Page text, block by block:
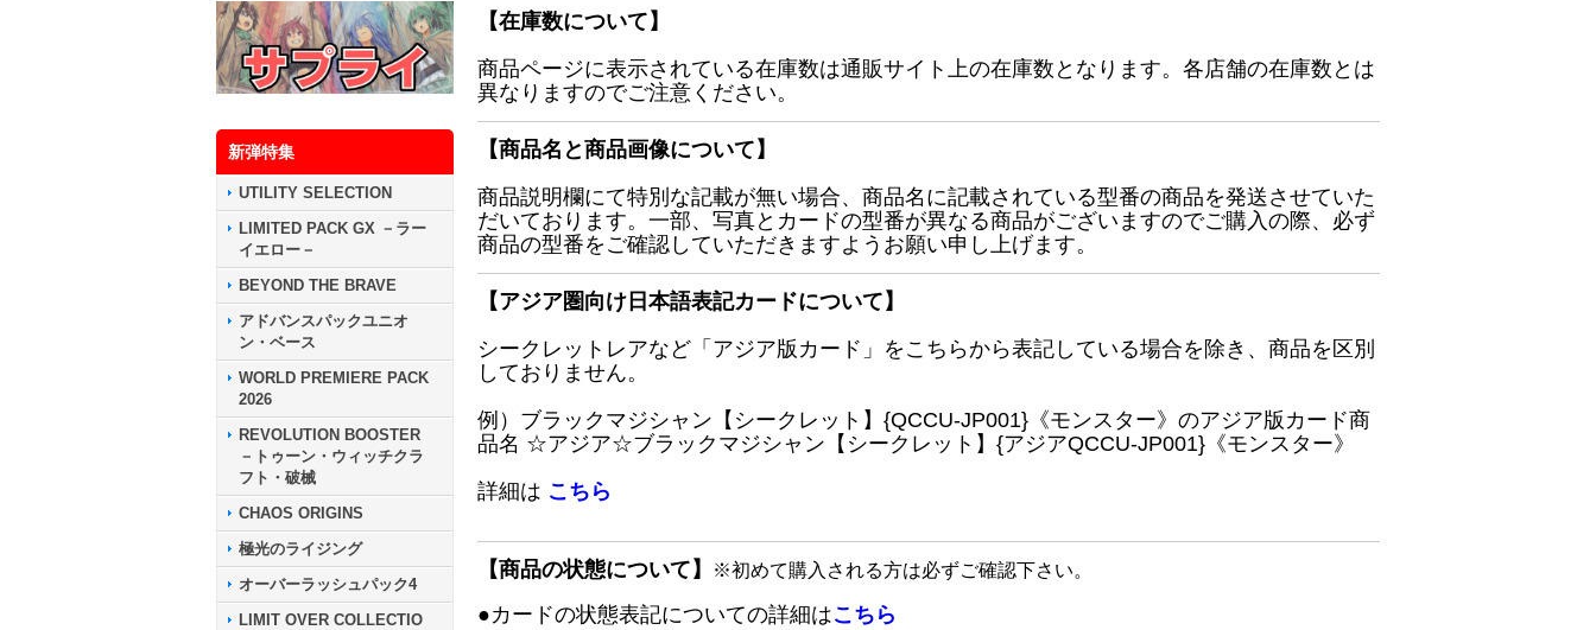
新弾特集
UTILITY SELECTION
LIMITED PACK GX －ラー
イエロー－
BEYOND THE BRAVE
アドバンスパックユニオ
ン・ベース
WORLD PREMIERE PACK
2026
REVOLUTION BOOSTER
－トゥーン・ウィッチクラ
フト・破械
CHAOS ORIGINS
極光のライジング
オーバーラッシュパック4
LIMIT OVER COLLECTIO
【在庫数について】
商品ページに表示されている在庫数は通販サイト上の在庫数となります。各店舗の在庫数とは
異なりますのでご注意ください。
【商品名と商品画像について】
商品説明欄にて特別な記載が無い場合、商品名に記載されている型番の商品を発送させていた
だいております。一部、写真とカードの型番が異なる商品がございますのでご購入の際、必ず
商品の型番をご確認していただきますようお願い申し上げます。
【アジア圏向け日本語表記カードについて】
シークレットレアなど「アジア版カード」をこちらから表記している場合を除き、商品を区別
しておりません。
例）ブラックマジシャン【シークレット】{QCCU-JP001}《モンスター》のアジア版カード商
品名 ☆アジア☆ブラックマジシャン【シークレット】{アジアQCCU-JP001}《モンスター》
詳細は こちら
【商品の状態について】 ※初めて購入される方は必ずご確認下さい。
●カードの状態表記についての詳細はこちら